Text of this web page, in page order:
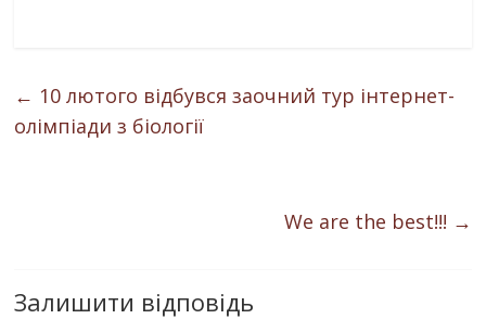
← 10 лютого відбувся заочний тур інтернет-
олімпіади з біології
We are the best!!! →
Залишити відповідь